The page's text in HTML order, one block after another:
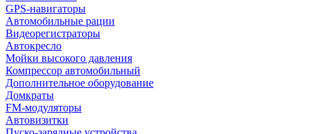
GPS-навигаторы
Автомобильные рации
Видеорегистраторы
Автокресло
Мойки высокого давления
Компрессор автомобильный
Дополнительное оборудование
Домкраты
FM-модуляторы
Автовизитки